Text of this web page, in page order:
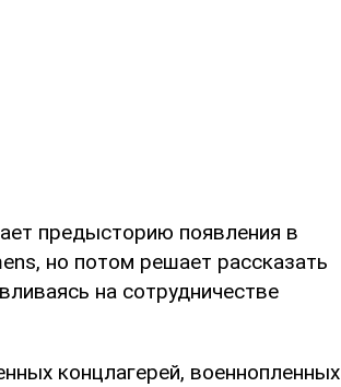
предысторию появления в
но потом решает рассказать
на сотрудничестве
концлагерей, военнопленных